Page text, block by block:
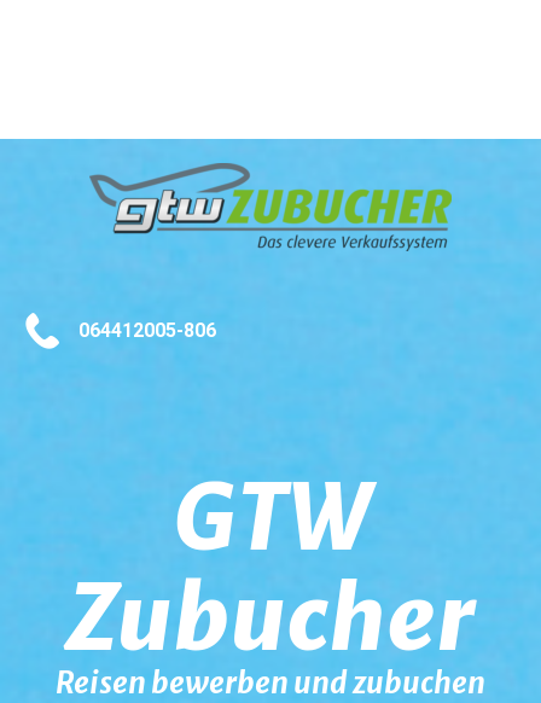
064412005-806
GTW
Zubucher
Reisen bewerben und zubuchen